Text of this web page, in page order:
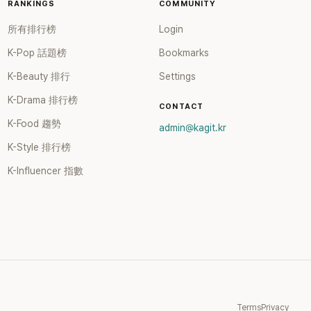
RANKINGS
所有排行榜
K-Pop 話題榜
K-Beauty 排行
K-Drama 排行榜
K-Food 趨勢
K-Style 排行榜
K-Influencer 指數
COMMUNITY
Login
Bookmarks
Settings
CONTACT
admin@kagit.kr
TermsPrivacy